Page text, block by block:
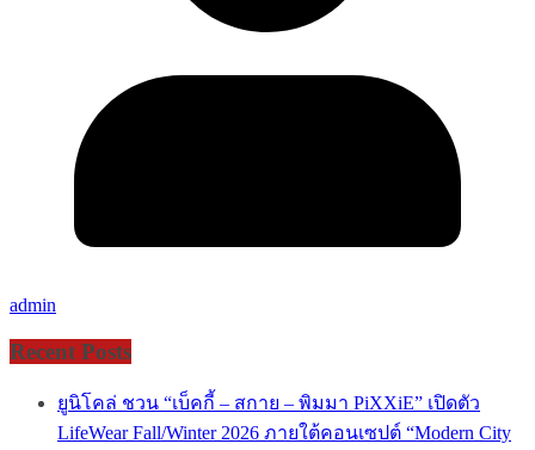
admin
Recent Posts
ยูนิโคล่ ชวน “เบ็คกี้ – สกาย – พิมมา PiXXiE” เปิดตัว
LifeWear Fall/Winter 2026 ภายใต้คอนเซปต์ “Modern City